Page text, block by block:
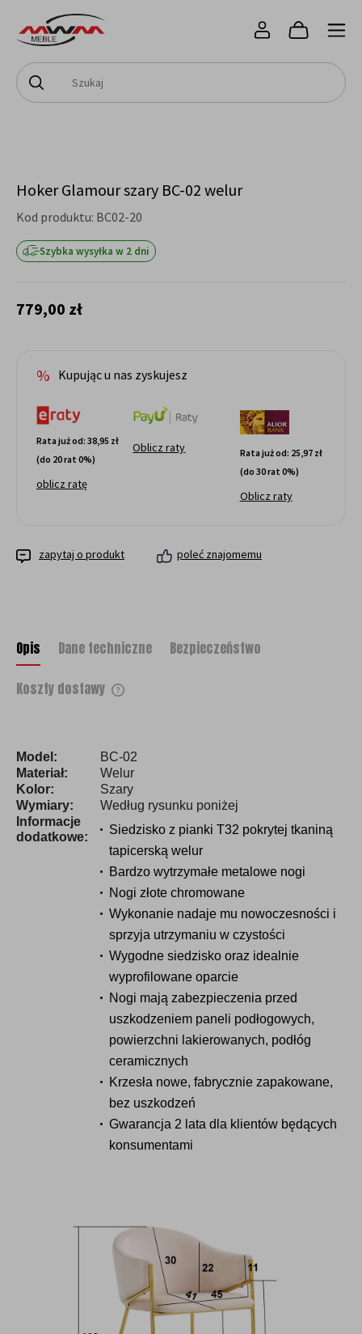
Hoker Glamour szary BC-02 welur
Kod produktu: BC02-20
Szybka wysyłka w 2 dni
779,00 zł
Kupując u nas zyskujesz
Rata już od: 38,95 zł
(do 20 rat 0%)
oblicz ratę
Oblicz raty Rata już od: 25,97 zł
(do 30 rat 0%)
Oblicz raty
zapytaj o produkt poleć znajomemu
Opis Dane techniczne Bezpieczeństwo
Koszty dostawy
Model:
BC-02
Materiał:
Welur
Kolor:
Szary
Wymiary:
Według rysunku poniżej
Informacje
dodatkowe:
Siedzisko z pianki T32 pokrytej tkaniną
tapicerską welur
Bardzo wytrzymałe metalowe nogi
Nogi złote chromowane
Wykonanie nadaje mu nowoczesności i
sprzyja utrzymaniu w czystości
Wygodne siedzisko oraz idealnie
wyprofilowane oparcie
Nogi mają zabezpieczenia przed
uszkodzeniem paneli podłogowych,
powierzchni lakierowanych, podłóg
ceramicznych
Krzesła nowe, fabrycznie zapakowane,
bez uszkodzeń
Gwarancja 2 lata dla klientów będących
konsumentami